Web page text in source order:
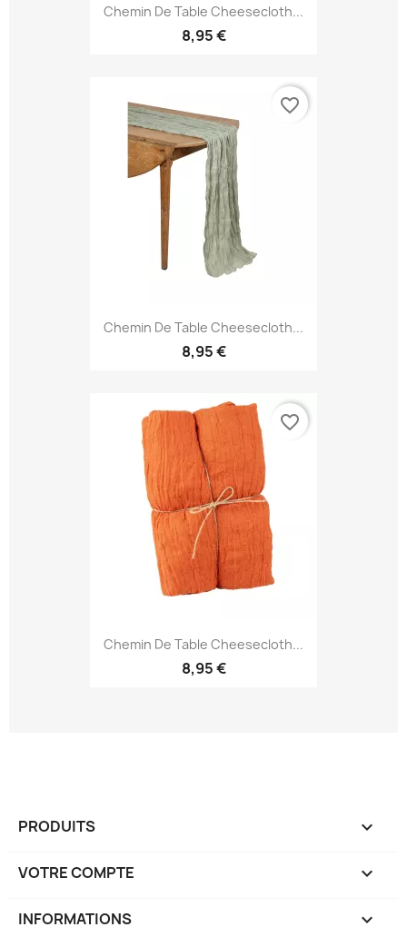
Chemin De Table Cheesecloth...
8,95 €
Chemin De Table Cheesecloth...
8,95 €
favorite_border
Chemin De Table Cheesecloth...
8,95 €
favorite_border
PRODUITS 
VOTRE COMPTE 
INFORMATIONS keyboard_arrow_down